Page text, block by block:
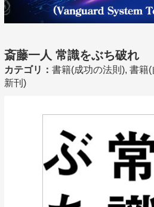
斎藤一人 常識をぶち破れ
カテゴリ： 書籍(成功の法則), 書籍(
新刊)